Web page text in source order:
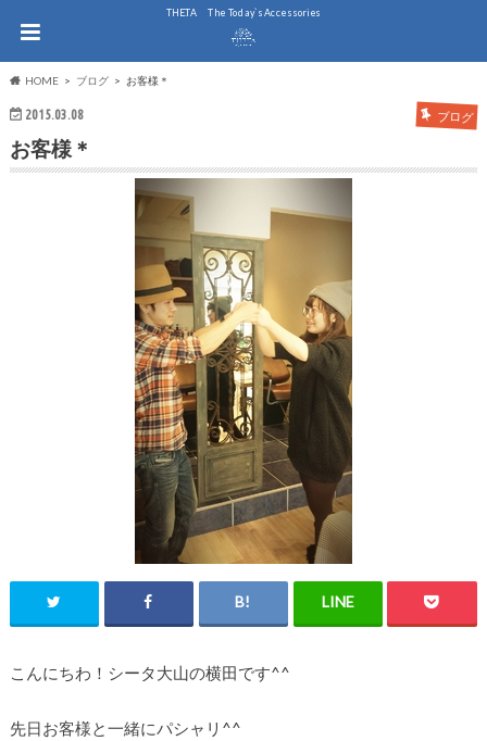
THE.TA The Today`s Accessories
HOME ブログ お客様＊
2015.03.08 ブログ
お客様＊
こんにちわ！シータ大山の横田です^^
先日お客様と一緒にパシャリ^^